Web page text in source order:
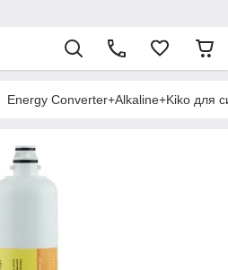
Energy Converter+Alkaline+Kiko для